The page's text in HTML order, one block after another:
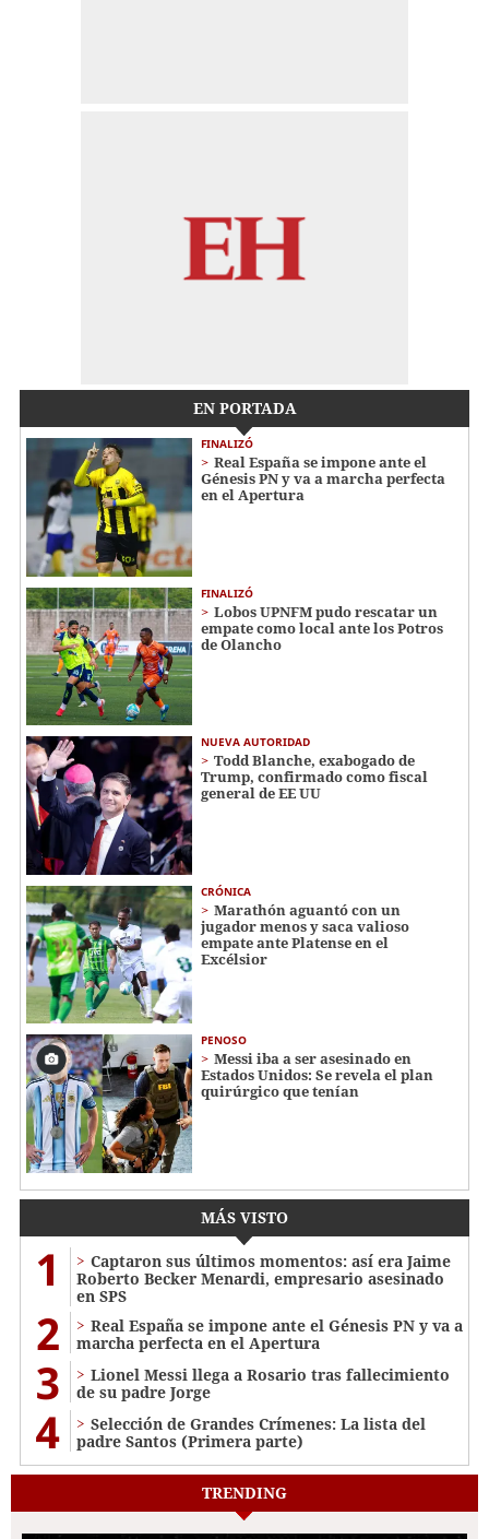
EN PORTADA
FINALIZÓ
Real España se impone ante el
Génesis PN y va a marcha perfecta
en el Apertura
FINALIZÓ
Lobos UPNFM pudo rescatar un
empate como local ante los Potros
de Olancho
NUEVA AUTORIDAD
Todd Blanche, exabogado de
Trump, confirmado como fiscal
general de EE UU
CRÓNICA
Marathón aguantó con un
jugador menos y saca valioso
empate ante Platense en el
Excélsior
PENOSO
Messi iba a ser asesinado en
Estados Unidos: Se revela el plan
quirúrgico que tenían
MÁS VISTO
1
Captaron sus últimos momentos: así era Jaime
Roberto Becker Menardi​​​, empresario asesinado
en SPS
2
Real España se impone ante el Génesis PN y va a
marcha perfecta en el Apertura
3
Lionel Messi llega a Rosario tras fallecimiento
de su padre Jorge
4
Selección de Grandes Crímenes: La lista del
padre Santos (Primera parte)
TRENDING